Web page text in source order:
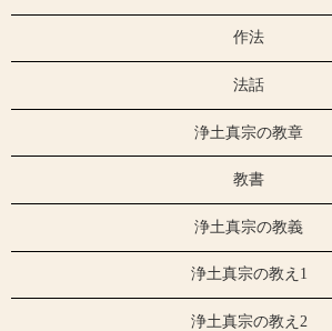
作法
法話
浄土真宗の教章
教書
浄土真宗の教義
浄土真宗の教え1
浄土真宗の教え2